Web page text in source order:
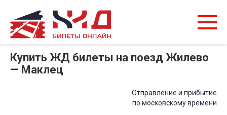
Купить ЖД билеты на поезд Жилево
— Маклец
Отправление и прибытие
по московскому времени